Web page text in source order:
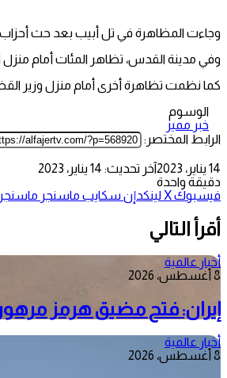
وجاءت المظاهرة في تل أبيب بعد حث أحزاب
وفي مدينة القدس، تظاهر المئات أمام منزل
كما نظمت تظاهرة أخرى أمام منزل وزير
الوسوم
خبر مميز
الرابط المختصر:
14 يناير، 2023
آخر تحديث: 14 يناير، 2023
دقيقة واحدة
فيسبوك‫Xلينكدإن سكايب ماسنجر ماسنجر
أقرأ التالي
أخبار عالمية
8 أغسطس، 2026
إيران: فتح مضيق هرمز
أخبار عالمية
8 أغسطس، 2026